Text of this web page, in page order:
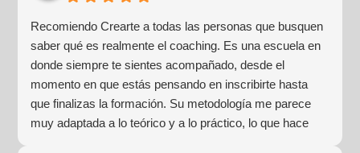
Recomiendo Crearte a todas las personas que busquen
saber qué es realmente el coaching. Es una escuela en
donde siempre te sientes acompañado, desde el
momento en que estás pensando en inscribirte hasta
que finalizas la formación. Su metodología me parece
muy adaptada a lo teórico y a lo práctico, lo que hace